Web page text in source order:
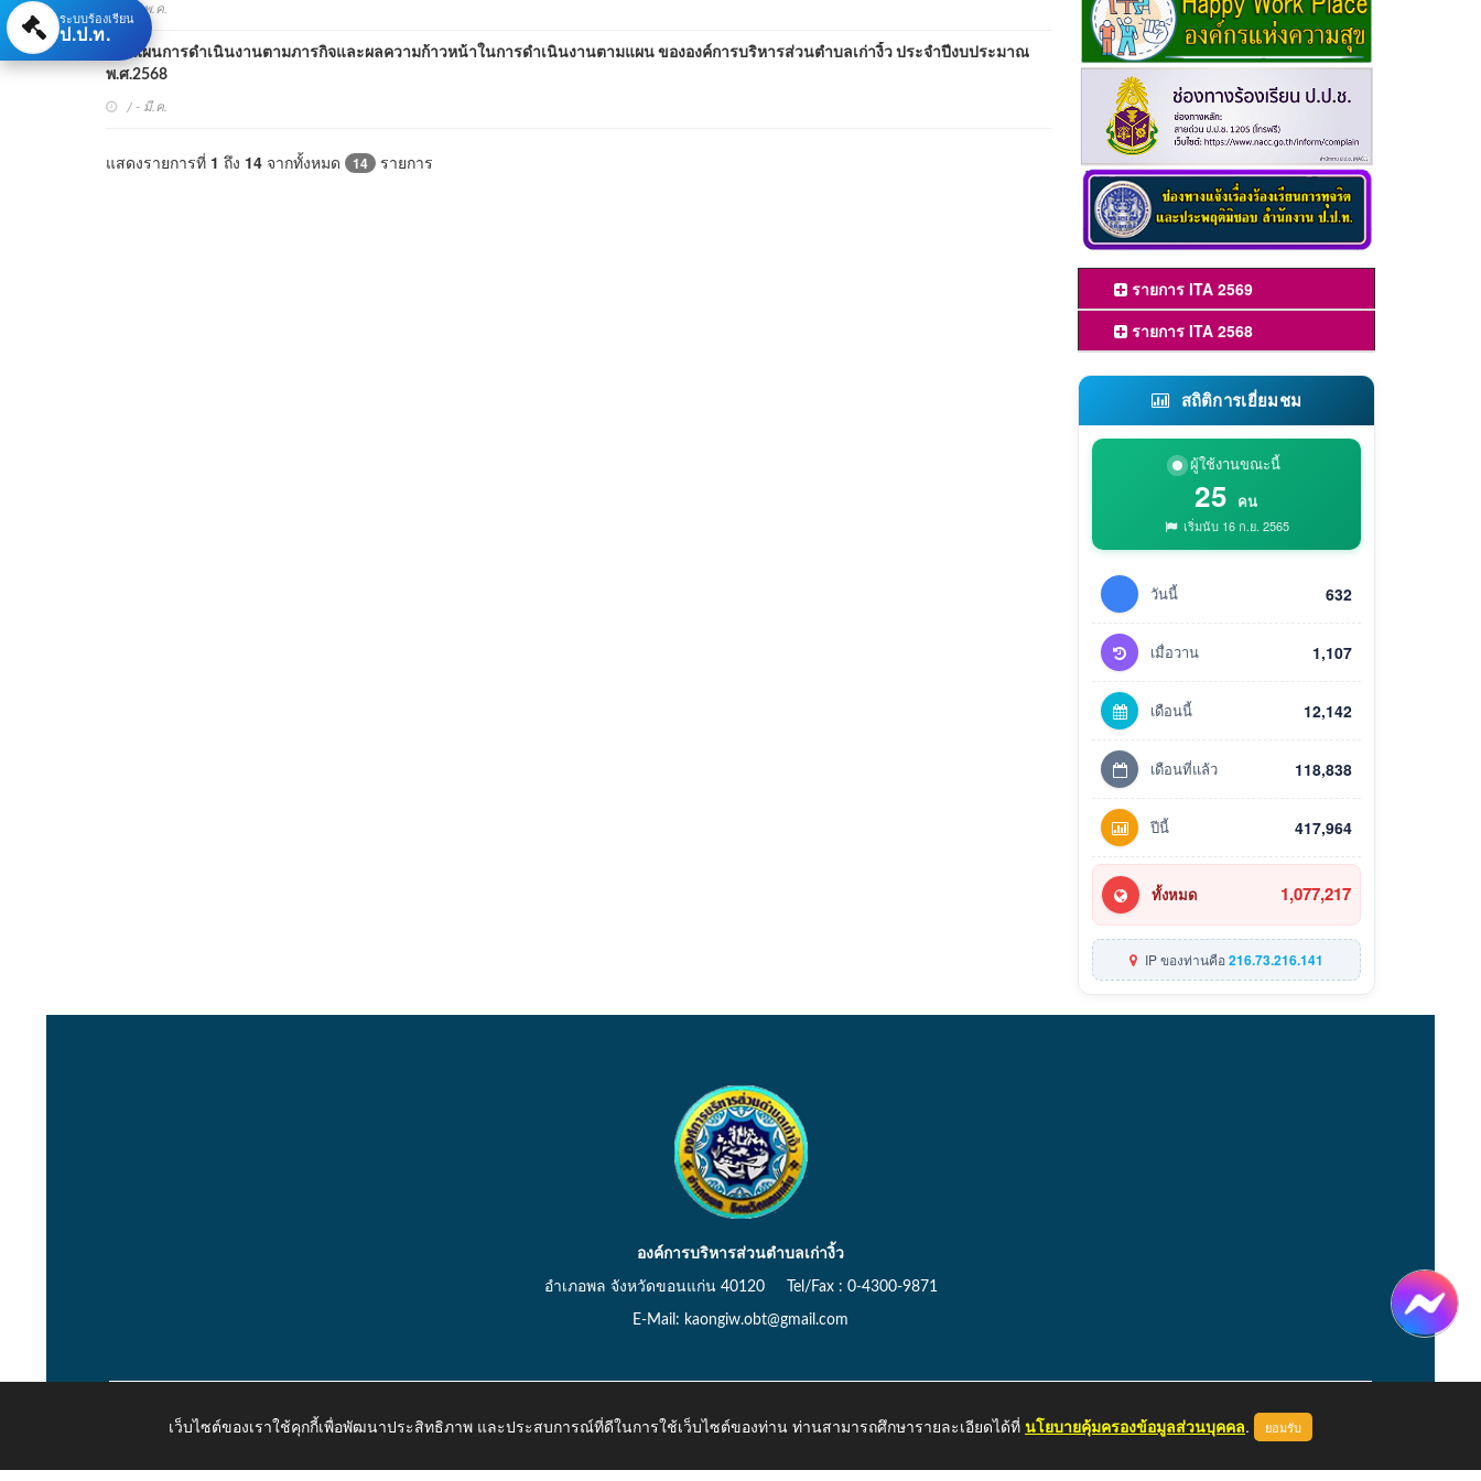
/ - พ.ค.
แผนการดำเนินงานตามภารกิจและผลความก้าวหน้าในการดำเนินงานตามแผน ขององค์การบริหารส่วนตำบลเก่างิ้ว ประจำปีงบประมาณ
พ.ศ.2568
/ - มี.ค.
แสดงรายการที่ 1 ถึง 14 จากทั้งหมด 14 รายการ
รายการ ITA 2569
รายการ ITA 2568
สถิติการเยี่ยมชม
ผู้ใช้งานขณะนี้
25 คน
เริ่มนับ 16 ก.ย. 2565
วันนี้ 632
เมื่อวาน 1,107
เดือนนี้ 12,142
เดือนที่แล้ว 118,838
ปีนี้ 417,964
ทั้งหมด 1,077,217
IP ของท่านคือ216.73.216.141
ระบบร้องเรียน
ป.ป.ท.
องค์การบริหารส่วนตำบลเก่างิ้ว
อำเภอพล จังหวัดขอนแก่น 40120 Tel/Fax : 0-4300-9871
E-Mail: kaongiw.obt@gmail.com
Copyright © 2026 All Right Resive http://www.kaongiw.go.th หน้าแรก ผู้ดูแลระบบ
เว็บไซต์ของเราใช้คุกกี้เพื่อพัฒนาประสิทธิภาพ และประสบการณ์ที่ดีในการใช้เว็บไซต์ของท่าน ท่านสามารถศึกษารายละเอียดได้ที่ นโยบายคุ้มครองข้อมูลส่วนบุคคล. ยอมรับ